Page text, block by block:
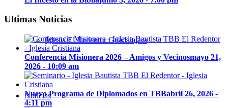
Iglesia El Redentor Guadalajara
Noticias
Ultimas Noticias
Conferencia Misionera 2026 – Amigos y Vecinosmayo 21,
2026 - 10:09 am
Nuevo Programa de Diplomados en TBBabril 26, 2026 -
4:11 pm